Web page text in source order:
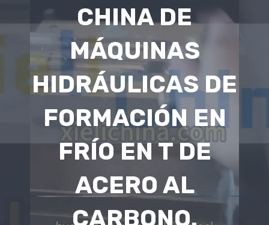
CHINA DE
MÁQUINAS
HIDRÁULICAS DE
FORMACIÓN EN
FRÍO EN T DE
ACERO AL
CARBONO.